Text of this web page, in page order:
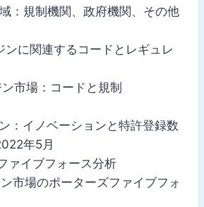
：規制機関、政府機関、その他
ンに関連するコードとレギュレ
市場：コードと規制
：イノベーションと特許登録数
年5月
ァイブフォース分析
市場のポーターズファイブフォ